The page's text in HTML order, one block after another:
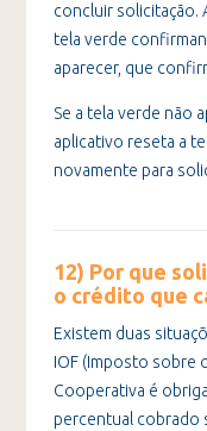
concluir solicitação.
tela verde
aparecer, que
Se a tela verde não
aplicativo reseta a
novamente para
12) Por que
o crédito que
Existem duas
IOF (Imposto sobre
Cooperativa é
percentual cobrado